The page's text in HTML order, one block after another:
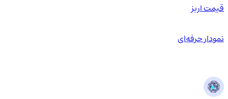
قیمت اربز
نمودار حرفه‌ای